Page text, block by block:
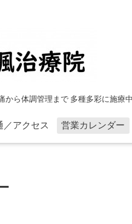
ら体調管理まで 多種多彩に施療中
／アクセス 営業カレンダー